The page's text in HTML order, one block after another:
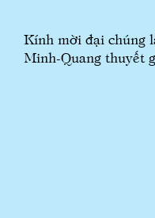
Kính mời đại chúng
Minh-Quang thuyết